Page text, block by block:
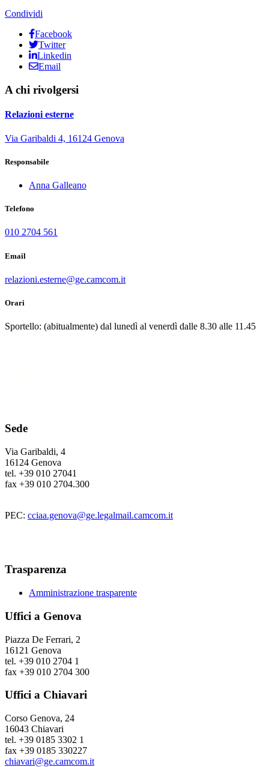
Condividi
Facebook
Twitter
Linkedin
Email
Attiva
condividi
A chi rivolgersi
Relazioni esterne
Via Garibaldi 4, 16124 Genova
Responsabile
Anna Galleano
Telefono
010 2704 561
Email
relazioni.esterne@ge.camcom.it
Orari
Sportello: (abitualmente) dal lunedì al venerdì dalle 8.30 alle 11.45
Sede
Via Garibaldi, 4
16124 Genova
tel. +39 010 27041
fax +39 010 2704.300
PEC: cciaa.genova@ge.legalmail.camcom.it
Trasparenza
Amministrazione trasparente
Uffici a Genova
Piazza De Ferrari, 2
16121 Genova
tel. +39 010 2704 1
fax +39 010 2704 300
Uffici a Chiavari
Corso Genova, 24
16043 Chiavari
tel. +39 0185 3302 1
fax +39 0185 330227
chiavari@ge.camcom.it